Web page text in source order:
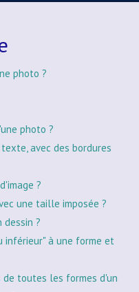
photo ?
photo ?
avec des bordures
?
une taille imposée ?
dessin ?
inférieur" à une forme et
de toutes les formes d'un